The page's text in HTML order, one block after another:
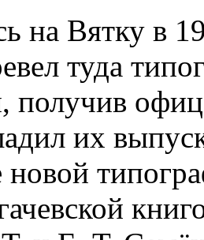
на Вятку в
туда
получив
их
новой